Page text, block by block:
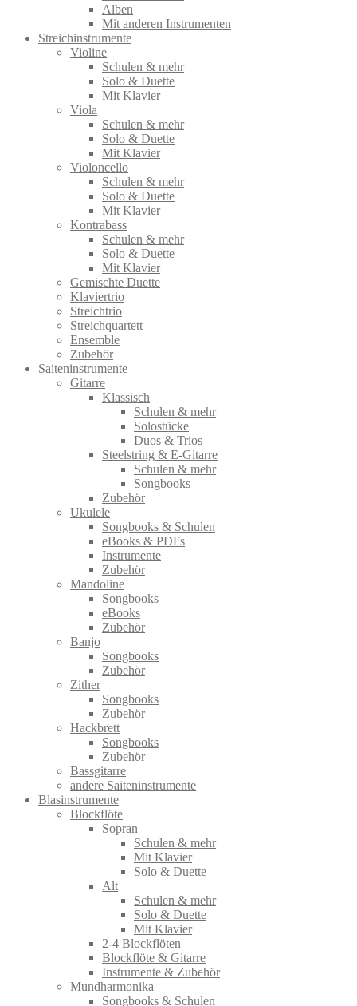
Alben
Mit anderen Instrumenten
Streichinstrumente
Violine
Schulen & mehr
Solo & Duette
Mit Klavier
Viola
Schulen & mehr
Solo & Duette
Mit Klavier
Violoncello
Schulen & mehr
Solo & Duette
Mit Klavier
Kontrabass
Schulen & mehr
Solo & Duette
Mit Klavier
Gemischte Duette
Klaviertrio
Streichtrio
Streichquartett
Ensemble
Zubehör
Saiteninstrumente
Gitarre
Klassisch
Schulen & mehr
Solostücke
Duos & Trios
Steelstring & E-Gitarre
Schulen & mehr
Songbooks
Zubehör
Ukulele
Songbooks & Schulen
eBooks & PDFs
Instrumente
Zubehör
Mandoline
Songbooks
eBooks
Zubehör
Banjo
Songbooks
Zubehör
Zither
Songbooks
Zubehör
Hackbrett
Songbooks
Zubehör
Bassgitarre
andere Saiteninstrumente
Blasinstrumente
Blockflöte
Sopran
Schulen & mehr
Mit Klavier
Solo & Duette
Alt
Schulen & mehr
Solo & Duette
Mit Klavier
2-4 Blockflöten
Blockflöte & Gitarre
Instrumente & Zubehör
Mundharmonika
Songbooks & Schulen